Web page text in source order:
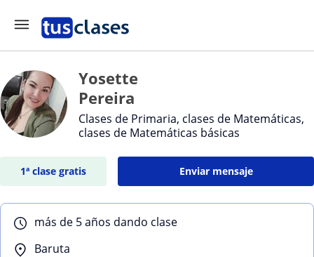
Yosette
Pereira
Clases de Primaria, clases de Matemáticas,
clases de Matemáticas básicas
1ª clase gratis Enviar mensaje
más de 5 años dando clase
Baruta